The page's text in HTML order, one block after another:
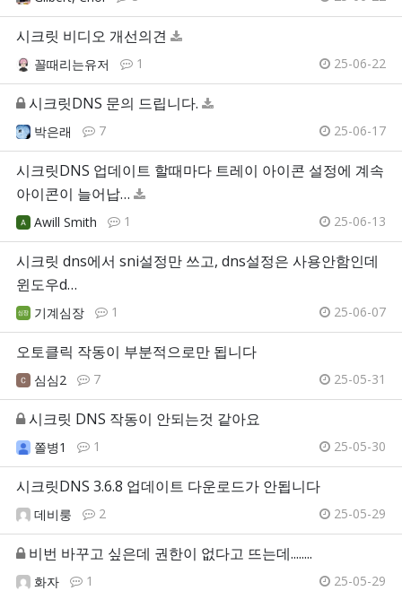
시크릿 비디오 개선의견
꼴때리는유저 1 25-06-22
시크릿DNS 문의 드립니다.
박은래 7 25-06-17
시크릿DNS 업데이트 할때마다 트레이 아이콘 설정에 계속
아이콘이 늘어납…
Awill Smith 1 25-06-13
시크릿 dns에서 sni설정만 쓰고, dns설정은 사용안함인데
윈도우d…
기계심장 1 25-06-07
오토클릭 작동이 부분적으로만 됩니다
심심2 7 25-05-31
시크릿 DNS 작동이 안되는것 같아요
쫄병1 1 25-05-30
시크릿DNS 3.6.8 업데이트 다운로드가 안됩니다
데비룽 2 25-05-29
비번 바꾸고 싶은데 권한이 없다고 뜨는데........
화자 1 25-05-29